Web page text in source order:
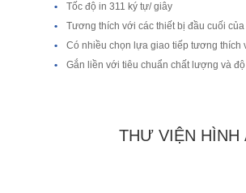
•
Tốc độ in 311 ký tự/ giây
•
Tương thích với các thiết bị đầu cuối
•
Có nhiều chọn lựa giao tiếp tương thích
•
Gắn liền với tiêu chuẩn chất lượng và
THƯ VIỆN HÌNH